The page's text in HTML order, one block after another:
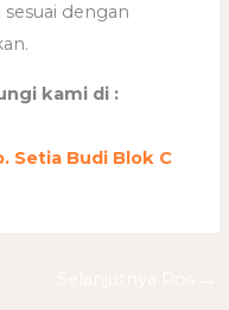
dengan
kami di :
Setia Budi Blok C